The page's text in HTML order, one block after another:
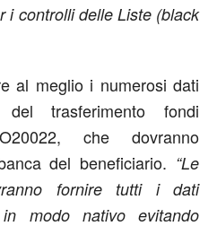
i controlli delle Liste (black
al meglio i numerosi dati
del trasferimento fondi
che dovranno
del beneficiario. “Le
fornire tutti i dati
modo nativo evitando